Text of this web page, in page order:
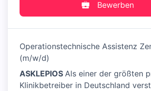
Bewerben
Operationstechnische Assistenz
(m/w/d)
ASKLEPIOS Als einer der größten
Klinikbetreiber in Deutschland